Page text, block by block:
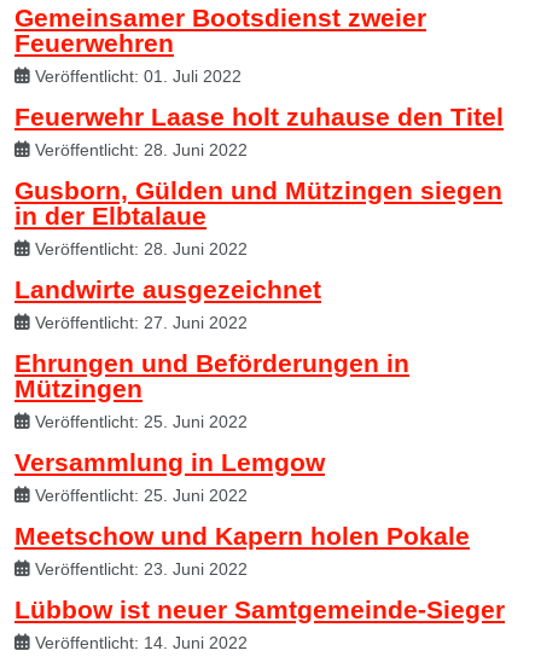
Gemeinsamer Bootsdienst zweier
Feuerwehren
Veröffentlicht: 01. Juli 2022
Feuerwehr Laase holt zuhause den Titel
Veröffentlicht: 28. Juni 2022
Gusborn, Gülden und Mützingen siegen
in der Elbtalaue
Veröffentlicht: 28. Juni 2022
Landwirte ausgezeichnet
Veröffentlicht: 27. Juni 2022
Ehrungen und Beförderungen in
Mützingen
Veröffentlicht: 25. Juni 2022
Versammlung in Lemgow
Veröffentlicht: 25. Juni 2022
Meetschow und Kapern holen Pokale
Veröffentlicht: 23. Juni 2022
Lübbow ist neuer Samtgemeinde-Sieger
Veröffentlicht: 14. Juni 2022